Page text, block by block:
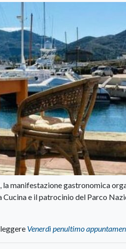
la manifestazione gastronomica
e il patrocinio del Parco
Venerdì penultimo